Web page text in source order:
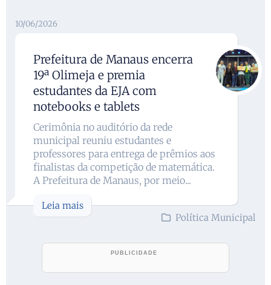
10/06/2026
Prefeitura de Manaus encerra
19ª Olimeja e premia
estudantes da EJA com
notebooks e tablets
Cerimônia no auditório da rede
municipal reuniu estudantes e
professores para entrega de prêmios aos
finalistas da competição de matemática.
A Prefeitura de Manaus, por meio...
Leia mais
Política Municipal